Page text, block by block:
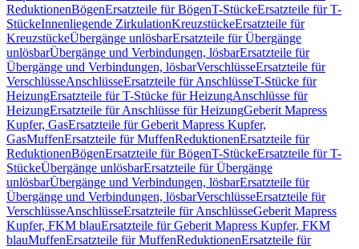
ReduktionenBögenErsatzteile für BögenT-StückeErsatzteile für T-
StückeInnenliegende ZirkulationKreuzstückeErsatzteile für
KreuzstückeÜbergänge unlösbarErsatzteile für Übergänge
unlösbarÜbergänge und Verbindungen, lösbarErsatzteile für
Übergänge und Verbindungen, lösbarVerschlüsseErsatzteile für
VerschlüsseAnschlüsseErsatzteile für AnschlüsseT-Stücke für
HeizungErsatzteile für T-Stücke für HeizungAnschlüsse für
HeizungErsatzteile für Anschlüsse für HeizungGeberit Mapress
Kupfer, GasErsatzteile für Geberit Mapress Kupfer,
GasMuffenErsatzteile für MuffenReduktionenErsatzteile für
ReduktionenBögenErsatzteile für BögenT-StückeErsatzteile für T-
StückeÜbergänge unlösbarErsatzteile für Übergänge
unlösbarÜbergänge und Verbindungen, lösbarErsatzteile für
Übergänge und Verbindungen, lösbarVerschlüsseErsatzteile für
VerschlüsseAnschlüsseErsatzteile für AnschlüsseGeberit Mapress
Kupfer, FKM blauErsatzteile für Geberit Mapress Kupfer, FKM
blauMuffenErsatzteile für MuffenReduktionenErsatzteile für